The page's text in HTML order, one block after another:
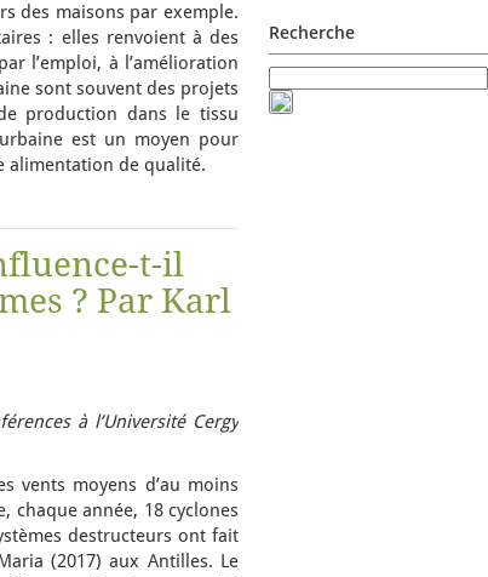
des maisons par exemple.
: elles renvoient à des
l’emploi, à l’amélioration
sont souvent des projets
production dans le tissu
est un moyen pour
alimentation de qualité.
t-il
? Par Karl
à l’Université Cergy
vents moyens d’au moins
chaque année, 18 cyclones
destructeurs ont fait
(2017) aux Antilles. Le
Recherche